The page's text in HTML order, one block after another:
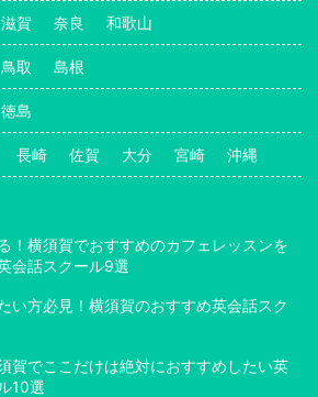
滋賀 奈良 和歌山
鳥取 島根
徳島
長崎 佐賀 大分 宮崎 沖縄
！横須賀でおすすめのカフェレッスンを
会話スクール9選
い方必見！横須賀のおすすめ英会話スク
賀でここだけは絶対におすすめしたい英
10選